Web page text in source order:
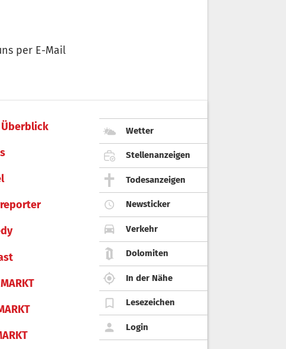
per E-Mail
Überblick Wetter
Stellenanzeigen
Todesanzeigen
Newsticker
Verkehr
Dolomiten
In der Nähe
Lesezeichen
Login